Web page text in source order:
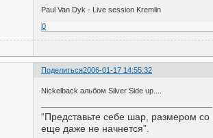
Paul Van Dyk - Live session Kremlin
0
Поделиться2006-01-17 14:55:32
Nickelback альбом Silver Side up....
“Представьте себе шар, размером со
еще даже не начнется”.